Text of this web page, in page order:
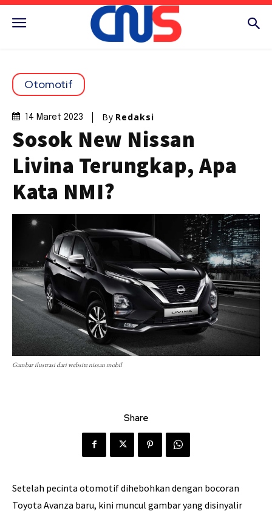
Otomotif
14 Maret 2023 By Redaksi
Sosok New Nissan
Livina Terungkap, Apa
Kata NMI?
Gambar ilustrasi dari website nissan mobil
Share
Setelah pecinta otomotif dihebohkan dengan bocoran
Toyota Avanza baru, kini muncul gambar yang disinyalir